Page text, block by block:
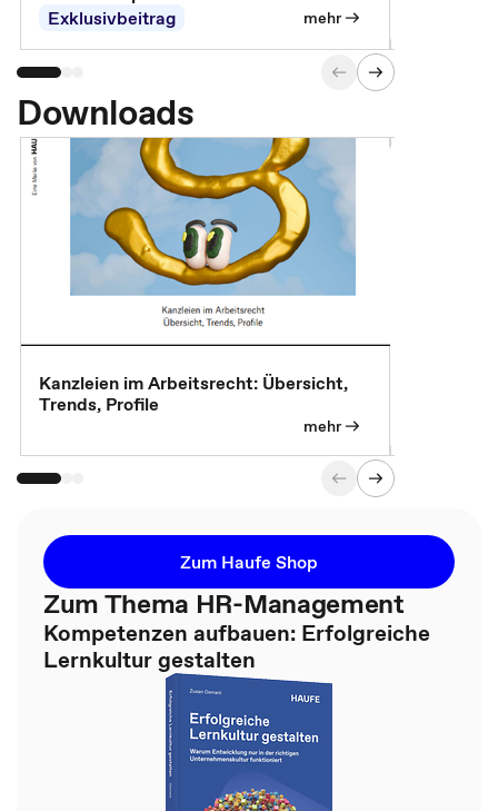
Exklusivbeitrag
mehr
Downloads
Kanzleien im Arbeitsrecht: Übersicht,
Trends, Profile
mehr
Zum Haufe Shop
Zum Thema HR-Management
Kompetenzen aufbauen: Erfolgreiche
Lernkultur gestalten